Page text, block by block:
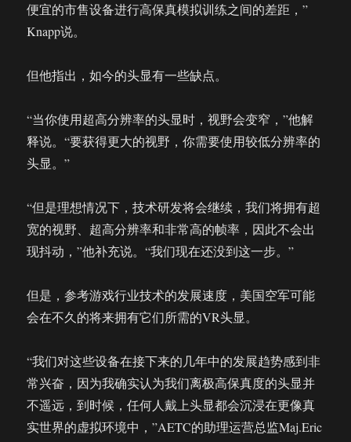
便宜的市售设备进行高保真模拟训练之间的差距，”
Knapp说。
但他指出，如今的头显有一些缺点。
“当你使用超高分辨率的头显时，视野会变窄，”他解
释说。“要获得更大的视野，你需要使用较低分辨率的
头显。”
“但是理想情况下，技术研发将会继续，我们将拥有超
宽的视野、超高分辨率和非常高的帧率，因此不会出
现抖动，”他补充说。“我们现在还没到这一步。”
但是，参考游戏行业技术的发展速度，美国空军可能
会在不久的将来拥有它们所需的VR头显。
“我们对这些设备在接下来的几年中的发展趋势感到非
常兴奋，因为我确实认为我们离极高保真度的头显并
不遥远，到时候，任何人戴上头显都会沉浸在更像真
实世界的虚拟环境中，”AETC的助理运营总监Maj.Eric